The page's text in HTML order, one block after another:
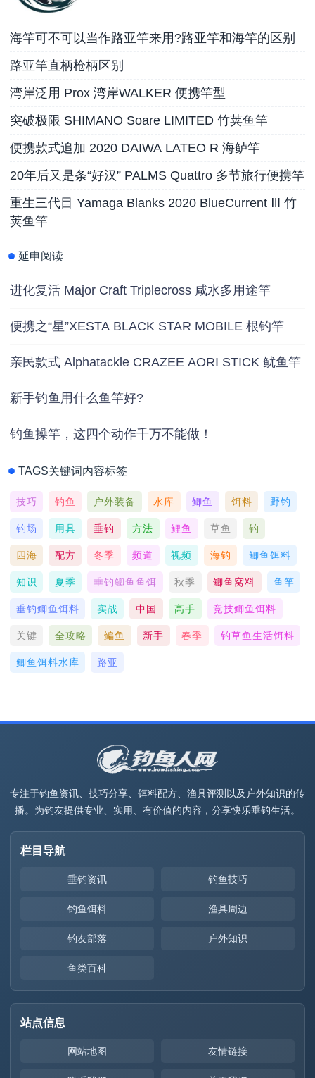
海竿可不可以当作路亚竿来用?路亚竿和海竿的区别
路亚竿直柄枪柄区别
湾岸泛用 Prox 湾岸WALKER 便携竿型
突破极限 SHIMANO Soare LIMITED 竹荚鱼竿
便携款式追加 2020 DAIWA LATEO R 海鲈竿
20年后又是条“好汉” PALMS Quattro 多节旅行便携竿
重生三代目 Yamaga Blanks 2020 BlueCurrent Ⅲ 竹
荚鱼竿
延申阅读
进化复活 Major Craft Triplecross 咸水多用途竿
便携之“星”XESTA BLACK STAR MOBILE 根钓竿
亲民款式 Alphatackle CRAZEE AORI STICK 鱿鱼竿
新手钓鱼用什么鱼竿好?
钓鱼操竿，这四个动作千万不能做！
TAGS关键词内容标签
技巧 钓鱼 户外装备 水库 鲫鱼 饵料 野钓
钓场 用具 垂钓 方法 鲤鱼 草鱼 钓
四海 配方 冬季 频道 视频 海钓 鲫鱼饵料
知识 夏季 垂钓鲫鱼鱼饵 秋季 鲫鱼窝料 鱼竿
垂钓鲫鱼饵料 实战 中国 高手 竞技鲫鱼饵料
关键 全攻略 鳊鱼 新手 春季 钓草鱼生活饵料
鲫鱼饵料水库 路亚
专注于钓鱼资讯、技巧分享、饵料配方、渔具评测以及户外知识的传
播。为钓友提供专业、实用、有价值的内容，分享快乐垂钓生活。
栏目导航
垂钓资讯 钓鱼技巧
钓鱼饵料 渔具周边
钓友部落 户外知识
鱼类百科
站点信息
网站地图 友情链接